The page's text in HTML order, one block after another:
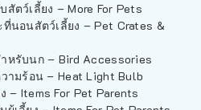
สัตว์เลี้ยง – More For Pets
นอนสัตว์เลี้ยง – Pet Crates &
หรับนก – Bird Accessories
ามร้อน – Heat Light Bulb
– Items For Pet Parents